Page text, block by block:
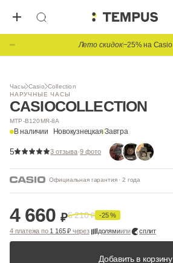
Лето скидок−25% на Casio
Часы Casio Collection
НАРУЧНЫЕ ЧАСЫ
CASIOCOLLECTION
MTP-B120MR-8A
В наличии Новокузнецкая/Завтра
5 3 отзыва·9 фото
Официальная гарантия · 2 года
4 660 ₽6 210₽ -25 %
4 платежа по 1 165 ₽через долямиили сплит
Добавить в корзину